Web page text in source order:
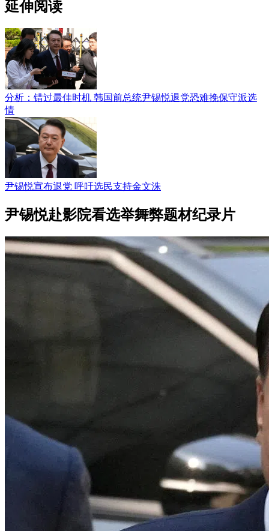
延伸阅读
分析：错过最佳时机 韩国前总统尹锡悦退党恐难挽保守派选
情
尹锡悦宣布退党 呼吁选民支持金文洙
尹锡悦赴影院看选举舞弊题材纪录片